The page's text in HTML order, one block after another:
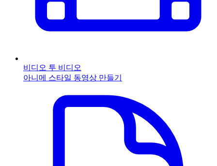
비디오 투 비디오
아니메 스타일 동영상 만들기